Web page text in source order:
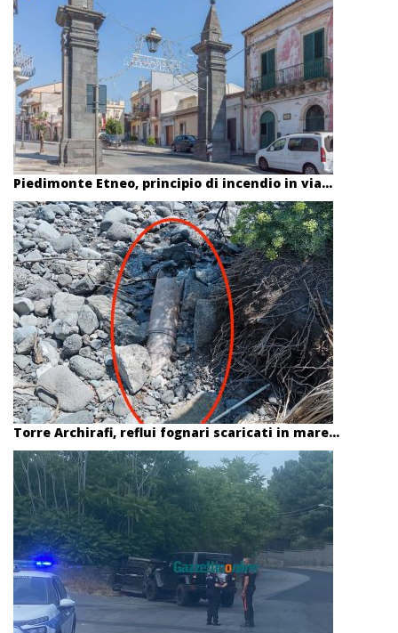
Piedimonte Etneo, principio di incendio in via...
Torre Archirafi, reflui fognari scaricati in mare...